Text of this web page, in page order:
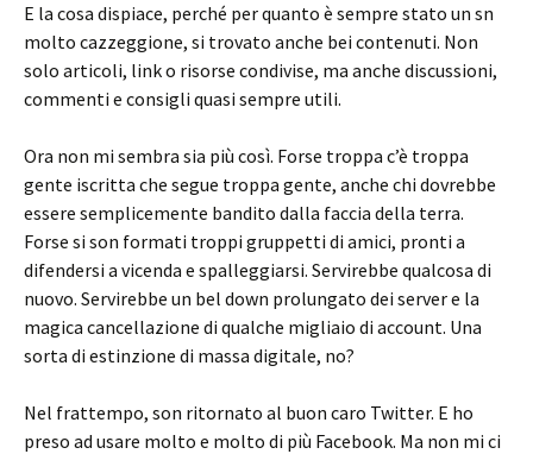
E la cosa dispiace, perché per quanto è sempre stato un sn
molto cazzeggione, si trovato anche bei contenuti. Non
solo articoli, link o risorse condivise, ma anche discussioni,
commenti e consigli quasi sempre utili.
Ora non mi sembra sia più così. Forse troppa c’è troppa
gente iscritta che segue troppa gente, anche chi dovrebbe
essere semplicemente bandito dalla faccia della terra.
Forse si son formati troppi gruppetti di amici, pronti a
difendersi a vicenda e spalleggiarsi. Servirebbe qualcosa di
nuovo. Servirebbe un bel down prolungato dei server e la
magica cancellazione di qualche migliaio di account. Una
sorta di estinzione di massa digitale, no?
Nel frattempo, son ritornato al buon caro Twitter. E ho
preso ad usare molto e molto di più Facebook. Ma non mi ci